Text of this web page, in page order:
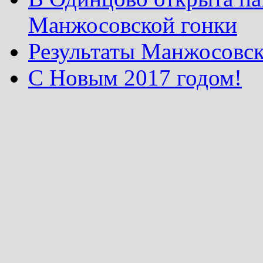
Манжосовской гонки
Результаты
С Новым 2017 годом!